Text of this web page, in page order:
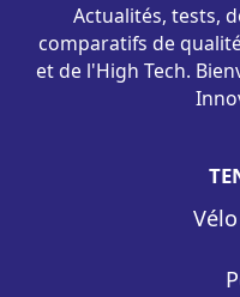
Actualités, tests,
comparatifs de
et de l'High Tech.